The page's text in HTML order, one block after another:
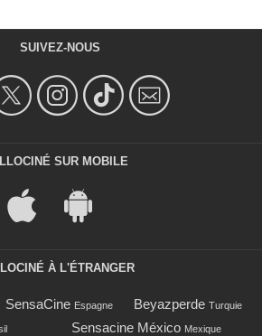
SUIVEZ-NOUS
SUR MOBILE
À L'ÉTRANGER
SensaCine Espagne Beyazperde Turquie
Sensacine México Mexique